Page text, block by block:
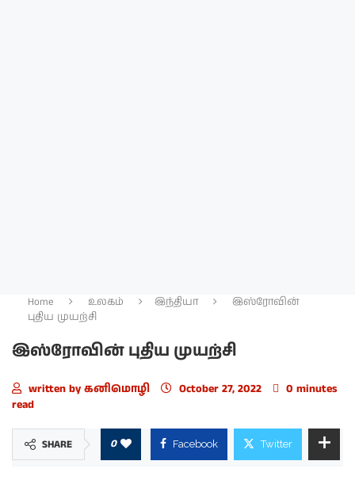
Home உலகம் இந்தியா
இஸ்ரோவின்
புதிய முயற்சி
இஸ்ரோவின் புதிய முயற்சி
written by கனிமொழி October 27, 2022
0 minutes
read
SHARE 0 Facebook Twitter